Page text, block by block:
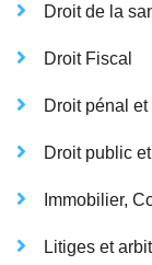
Droit de la
Droit Fiscal
Droit pénal
Droit public
Immobilier,
Litiges et